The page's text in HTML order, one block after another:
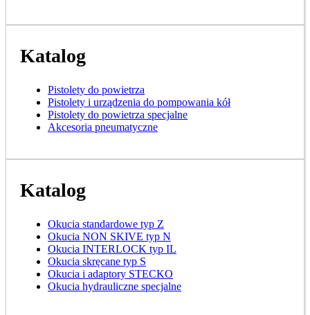
Katalog
Pistolety do powietrza
Pistolety i urządzenia do pompowania kół
Pistolety do powietrza specjalne
Akcesoria pneumatyczne
Katalog
Okucia standardowe typ Z
Okucia NON SKIVE typ N
Okucia INTERLOCK typ IL
Okucia skręcane typ S
Okucia i adaptory STECKO
Okucia hydrauliczne specjalne